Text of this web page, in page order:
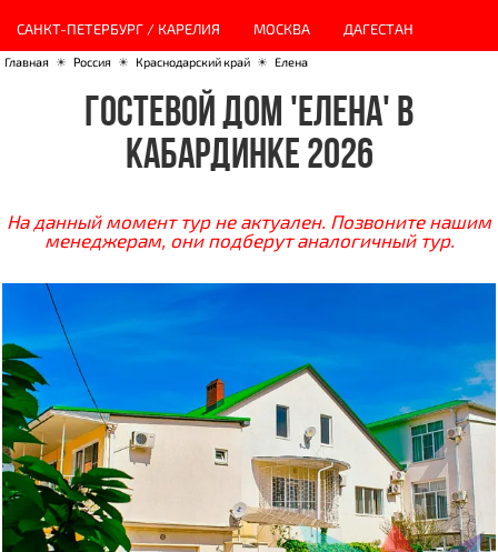
САНКТ-ПЕТЕРБУРГ / КАРЕЛИЯ МОСКВА ДАГЕСТАН
Главная ☀ Россия ☀ Краснодарский край ☀ Елена
ГОСТЕВОЙ ДОМ 'ЕЛЕНА' В
КАБАРДИНКЕ 2026
На данный момент тур не актуален. Позвоните нашим
менеджерам, они подберут аналогичный тур.